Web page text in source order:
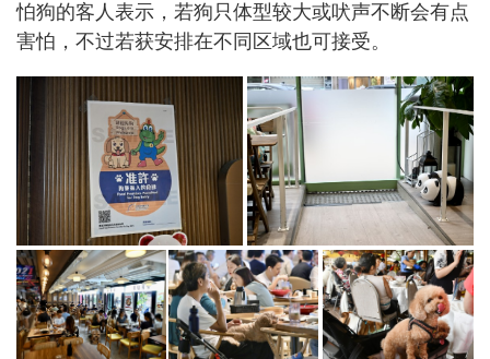
怕狗的客人表示，若狗只体型较大或吠声不断会有点
害怕，不过若获安排在不同区域也可接受。